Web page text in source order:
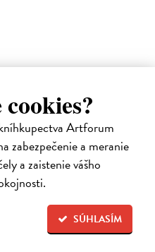
Artforum
zabezpečenie a meranie
a zaistenie vášho
SÚHLASÍM